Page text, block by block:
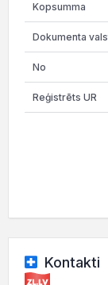
Kontakti